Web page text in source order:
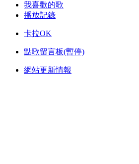
我喜歡的歌
播放記錄
卡拉OK
點歌留言板(暫停)
網站更新情報